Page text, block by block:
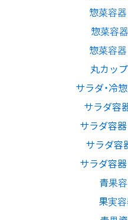
惣菜容器
惣菜容器
惣菜容器
丸カップ
サラダ・冷
サラダ容
サラダ容器
サラダ容
サラダ容器
青果容
果実容